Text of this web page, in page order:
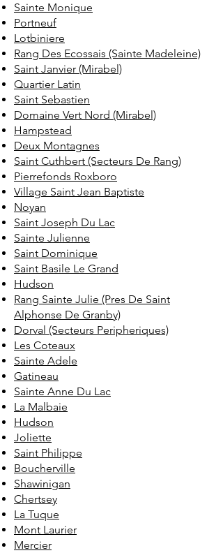
Sainte Monique
Portneuf
Lotbiniere
Rang Des Ecossais (Sainte Madeleine)
Saint Janvier (Mirabel)
Quartier Latin
Saint Sebastien
Domaine Vert Nord (Mirabel)
Hampstead
Deux Montagnes
Saint Cuthbert (Secteurs De Rang)
Pierrefonds Roxboro
Village Saint Jean Baptiste
Noyan
Saint Joseph Du Lac
Sainte Julienne
Saint Dominique
Saint Basile Le Grand
Hudson
Rang Sainte Julie (Pres De Saint
Alphonse De Granby)
Dorval (Secteurs Peripheriques)
Les Coteaux
Sainte Adele
Gatineau
Sainte Anne Du Lac
La Malbaie
Hudson
Joliette
Saint Philippe
Boucherville
Shawinigan
Chertsey
La Tuque
Mont Laurier
Mercier